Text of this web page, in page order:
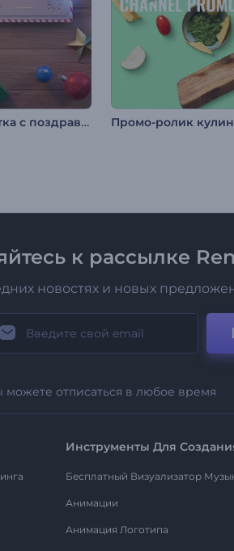
Открытка с поздравлениями с праздником
к рассылке
новостях и новых
можете отписаться в любое время
Инструменты Для
Бесплатный Визуализатор
Анимации
Анимация Логотипа